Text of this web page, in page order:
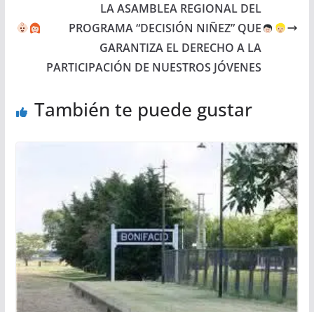
LA ASAMBLEA REGIONAL DEL
PROGRAMA “DECISIÓN NIÑEZ” QUE
GARANTIZA EL DERECHO A LA
PARTICIPACIÓN DE NUESTROS JÓVENES
También te puede gustar